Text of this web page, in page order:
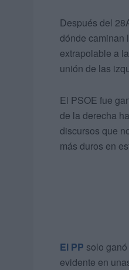
Después del
dónde caminan
extrapolable a
unión de las
El PSOE fue
de la derecha
discursos que
más duros en
El PP solo
evidente en